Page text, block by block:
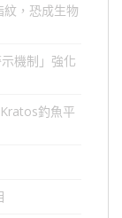
，恐成生物
機制」強化
釣魚平